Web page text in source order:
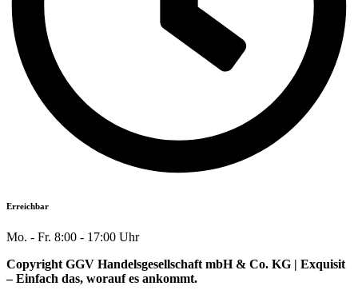
Erreichbar
Mo. - Fr. 8:00 - 17:00 Uhr
Copyright GGV Handelsgesellschaft mbH & Co. KG | Exquisit
– Einfach das, worauf es ankommt.